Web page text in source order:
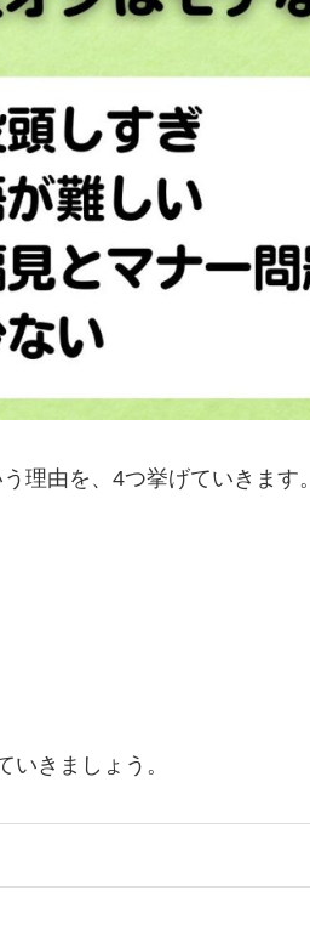
理由を、4つ挙げていきます。
いきましょう。